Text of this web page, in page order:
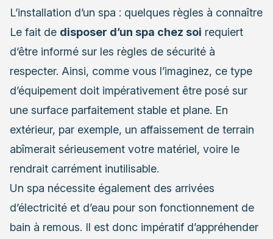
L’installation d’un spa : quelques règles à connaître
Le fait de disposer d’un spa chez soi requiert
d’être informé sur les règles de sécurité à
respecter. Ainsi, comme vous l’imaginez, ce type
d’équipement doit impérativement être posé sur
une surface parfaitement stable et plane. En
extérieur, par exemple, un affaissement de terrain
abîmerait sérieusement votre matériel, voire le
rendrait carrément inutilisable.
Un spa nécessite également des arrivées
d’électricité et d’eau pour son fonctionnement de
bain à remous. Il est donc impératif d’appréhender